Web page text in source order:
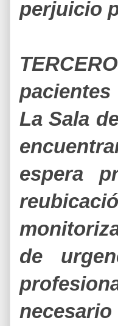
perjuicio
pacientes
La Sala
espera
de